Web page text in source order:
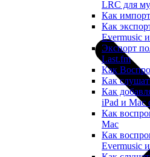
LRC для
Как
Как
Evermusic
Экспорт
Last.fm
Как
Как
Как
iPad и Mac
Как
Mac
Как
Evermusic